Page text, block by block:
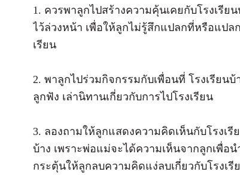
1. ควรพาลูกไปสร้างความคุ้นเคยกับโรงเรี
ไว้ล่วงหน้า เพื่อให้ลูกไม่รู้สึกแปลกที่หรือแปล
เรียน
2. พาลูกไปร่วมกิจกรรมกับเพื่อนที่ โรงเรียน
ลูกฟัง เล่านิทานเกี่ยวกับการไปโรงเรียน
3. ลองถามให้ลูกแสดงความคิดเห็นกับโรงเ
บ้าง เพราะพ่อแม่จะได้ความเห็นจากลูกเพื่อ
กระตุ้นให้ลูกลบความคิดแง่ลบเกี่ยวกับโรงเ